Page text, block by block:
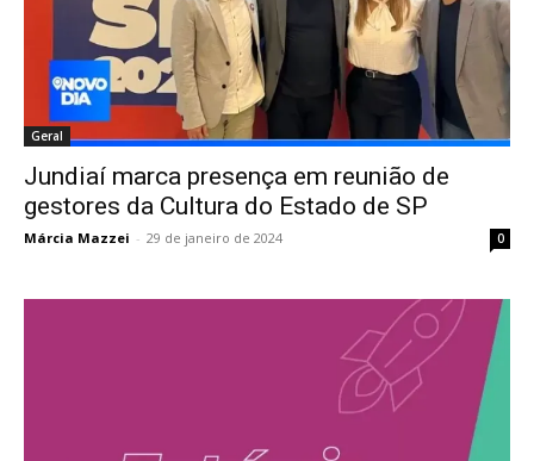
Geral
Jundiaí marca presença em reunião de
gestores da Cultura do Estado de SP
Márcia Mazzei - 29 de janeiro de 2024 0